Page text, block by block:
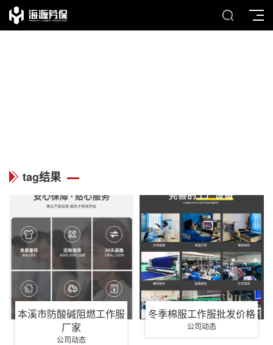
tag结果
本溪市防酸碱阻燃工作服
厂家
公司动态
冬季棉服工作服批发价格
公司动态